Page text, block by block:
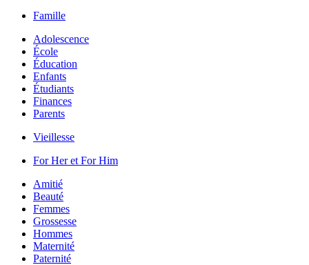
Famille
Adolescence
École
Éducation
Enfants
Étudiants
Finances
Parents
Vieillesse
For Her et For Him
Amitié
Beauté
Femmes
Grossesse
Hommes
Maternité
Paternité